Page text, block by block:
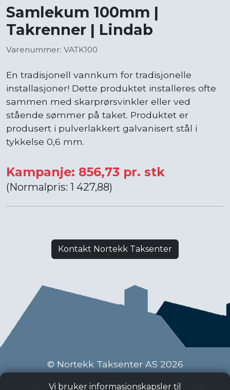
Samlekum 100mm |
Takrenner | Lindab
Varenummer: VATK100
En tradisjonell vannkum for tradisjonelle
installasjoner! Dette produktet installeres ofte
sammen med skarprørsvinkler eller ved
stående sømmer på taket. Produktet er
produsert i pulverlakkert galvanisert stål i
tykkelse 0,6 mm.
Kampanje: 856,73 pr. stk
(Normalpris: 1 427,88)
Kontakt Nortekk Taksenter
© Nortekk Taksenter AS 2026
Industriveien 9 C, 2020 Skedsmokorset
Vi bruker informasjonskapsler til